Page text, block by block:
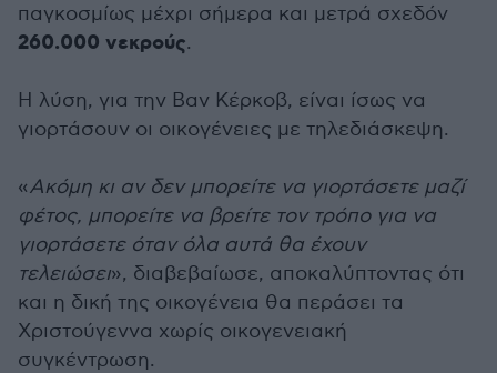
παγκοσμίως μέχρι σήμερα και μετρά σχεδόν
260.000 νεκρούς.
Η λύση, για την Βαν Κέρκοβ, είναι ίσως να
γιορτάσουν οι οικογένειες με τηλεδιάσκεψη.
«Ακόμη κι αν δεν μπορείτε να γιορτάσετε μαζί
φέτος, μπορείτε να βρείτε τον τρόπο για να
γιορτάσετε όταν όλα αυτά θα έχουν
τελειώσει», διαβεβαίωσε, αποκαλύπτοντας ότι
και η δική της οικογένεια θα περάσει τα
Χριστούγεννα χωρίς οικογενειακή
συγκέντρωση.